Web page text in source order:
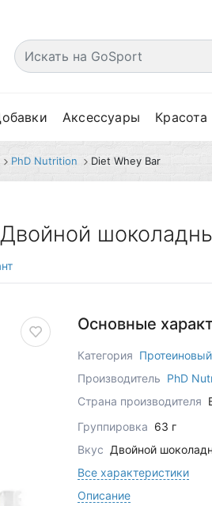
Аксессуары Красота
PhD Nutrition Diet Whey Bar
Основные
Категория
Производитель PhD
Страна производителя
Группировка 63 г
Вкус Двойной
Все характеристики
Описание